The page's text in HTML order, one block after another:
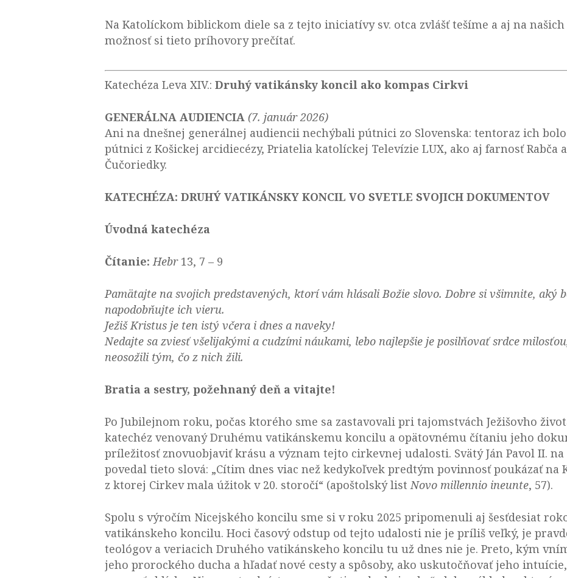
Na Katolíckom biblickom diele sa z tejto iniciatívy sv. otca zvlášť tešíme a aj na
možnosť si tieto príhovory prečítať.
Katechéza Leva XIV.: Druhý vatikánsky koncil ako kompas Cirkvi
GENERÁLNA AUDIENCIA (7. január 2026)
Ani na dnešnej generálnej audiencii nechýbali pútnici zo Slovenska: tentoraz ich
pútnici z Košickej arcidiecézy, Priatelia katolíckej Televízie LUX, ako aj farnosť Rabča
Čučoriedky.
KATECHÉZA: DRUHÝ VATIKÁNSKY KONCIL VO SVETLE SVOJICH DOKUMENTOV
Úvodná katechéza
Čítanie: Hebr13, 7 – 9
Pamätajte na svojich predstavených, ktorí vám hlásali Božie slovo. Dobre si všimnite, aký
napodobňujte ich vieru.
Ježiš Kristus je ten istý včera i dnes a naveky!
Nedajte sa zviesť všelijakými a cudzími náukami, lebo najlepšie je posilňovať srdce
neosožili tým, čo z nich žili.
Bratia a sestry, požehnaný deň a vitajte!
Po Jubilejnom roku, počas ktorého sme sa zastavovali pri tajomstvách Ježišovho
katechéz venovaný Druhému vatikánskemu koncilu a opätovnému čítaniu jeho
príležitosť znovuobjaviť krásu a význam tejto cirkevnej udalosti. Svätý Ján Pavol II. na
povedal tieto slová: „Cítim dnes viac než kedykoľvek predtým povinnosť poukázať na
z ktorej Cirkev mala úžitok v 20. storočí“ (apoštolský list Novo millennio ineunte, 57).
Spolu s výročím Nicejského koncilu sme si v roku 2025 pripomenuli aj šesťdesiat
vatikánskeho koncilu. Hoci časový odstup od tejto udalosti nie je príliš veľký, je
teológov a veriacich Druhého vatikánskeho koncilu tu už dnes nie je. Preto, kým
jeho prorockého ducha a hľadať nové cesty a spôsoby, ako uskutočňovať jeho